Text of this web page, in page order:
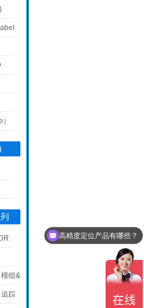
组&
北斗
踪
高精度定位产品有哪些？